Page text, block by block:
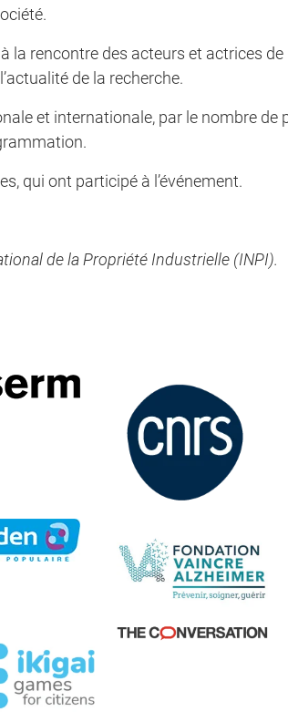
la rencontre des acteurs et actrices
de la recherche.
et internationale, par le nombre de
qui ont participé à l’événement.
de la Propriété Industrielle (INPI).